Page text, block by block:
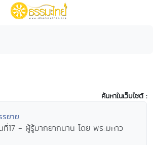
ค้นหาในเว็บไซต์ :
รยาย
ที่17 - ผู้รู้มากยากนาน โดย พระมหาว